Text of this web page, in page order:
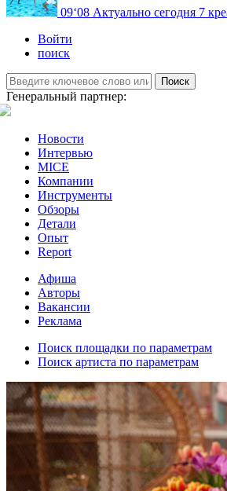
09‘08 Актуально сегодня 7
Войти
поиск
Поиск
Генеральный партнер:
Новости
Интервью
MICE
Компании
Инструменты
Обзоры
Детали
Опыт
Report
Афиша
Авторы
Вакансии
Реклама
Поиск площадки по параметрам
Поиск артиста по параметрам